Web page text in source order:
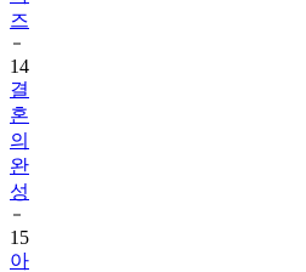
즈
14
결
혼
의
완
성
15
아